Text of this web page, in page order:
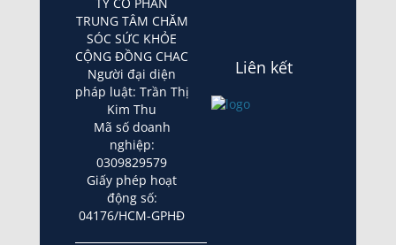
TRUNG TÂM CHĂM
SÓC SỨC KHỎE
CỘNG ĐỒNG CHAC
Người đại diện
pháp luật: Trần Thị
Kim Thu
Mã số doanh
nghiệp:
0309829579
Giấy phép hoạt
động số:
04176/HCM-GPHĐ
Liên kết